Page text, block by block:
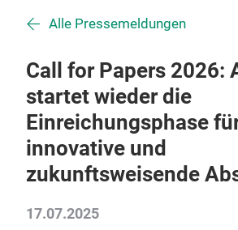
Alle Pressemeldungen
Call for Papers 2026:
startet wieder die
Einreichungsphase
innovative und
zukunftsweisende
17.07.2025